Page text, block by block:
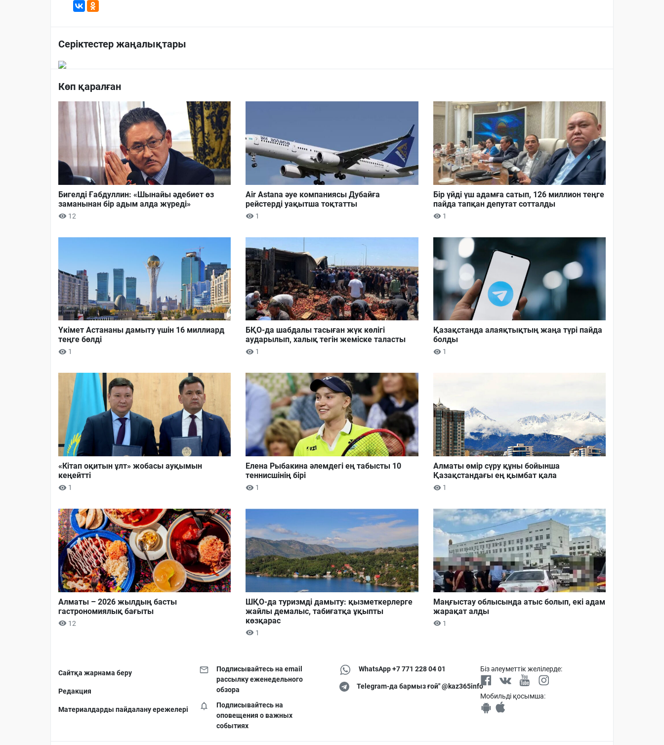
Серіктестер жаңалықтары
Көп қаралған
Бигелді Ғабдуллин: «Шынайы әдебиет өз
заманынан бір адым алда жүреді»
12
Air Astana әуе компаниясы Дубайға
рейстерді уақытша тоқтатты
1
Бір үйді үш адамға сатып, 126 миллион теңге
пайда тапқан депутат сотталды
1
Үкімет Астананы дамыту үшін 16 миллиард
теңге бөлді
1
БҚО-да шабдалы тасыған жүк көлігі
аударылып, халық тегін жеміске таласты
1
Қазақстанда алаяқтықтың жаңа түрі пайда
болды
1
«Кітап оқитын ұлт» жобасы ауқымын
кеңейтті
1
Елена Рыбакина әлемдегі ең табысты 10
теннисшінің бірі
1
Алматы өмір сүру құны бойынша
Қазақстандағы ең қымбат қала
1
Алматы – 2026 жылдың басты
гастрономиялық бағыты
12
ШҚО-да туризмді дамыту: қызметкерлерге
жайлы демалыс, табиғатқа ұқыпты
көзқарас
1
Маңғыстау облысында атыс болып, екі адам
жарақат алды
1
Сайтқа жарнама беру
Редакция
Материалдарды пайдалану ережелері
Подписывайтесь на email
рассылку еженедельного
обзора
Подписывайтесь на
оповещения о важных
событиях
WhatsApp +7 771 228 04 01
Telegram-да бармыз ғой" @kaz365info
Біз әлеуметтік желілерде:
Мобильді қосымша: